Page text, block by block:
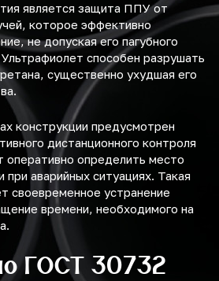
является защита ППУ от
которое эффективно
не допуская его пагубного
способен разрушать
существенно ухудшая его
конструкции предусмотрен
дистанционного контроля
определить место
при аварийных ситуациях. Такая
своевременное устранение
времени, необходимого на
ГОСТ 30732